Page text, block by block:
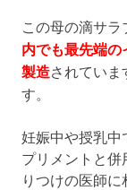
この母の滴サ
内でも最先端
製造されていま
す。
妊娠中や授乳中
プリメントと
りつけの医師に